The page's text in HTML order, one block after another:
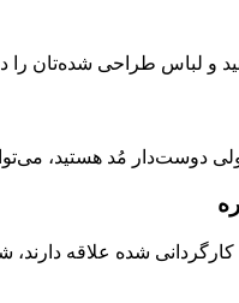
و لباس طراحی شده‌تان را
ولی دوست‌دار مُد هستید،
شده علاقه دارند،